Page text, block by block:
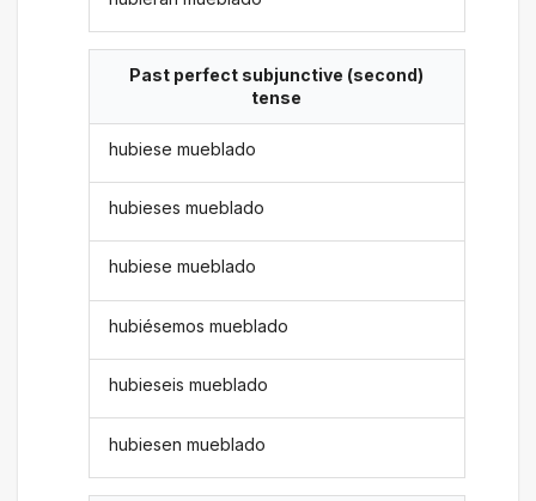
Past perfect subjunctive (second)
tense
hubiese mueblado
hubieses mueblado
hubiese mueblado
hubiésemos mueblado
hubieseis mueblado
hubiesen mueblado